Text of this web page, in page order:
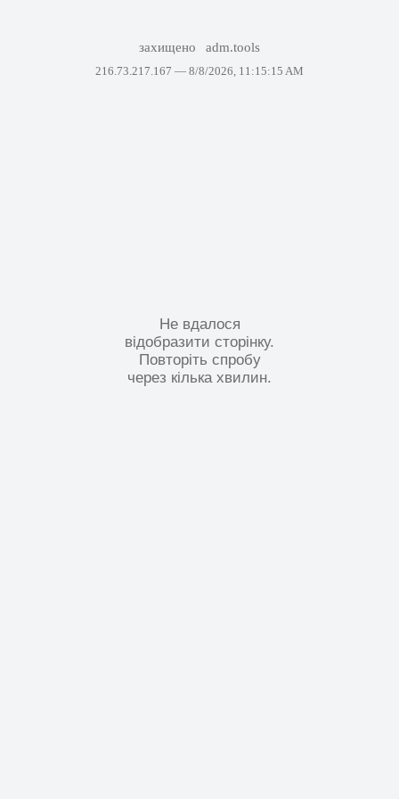
захищено adm.tools
216.73.217.167 — 8/8/2026, 11:15:15 AM
Не вдалося
відобразити сторінку.
Повторіть спробу
через кілька хвилин.